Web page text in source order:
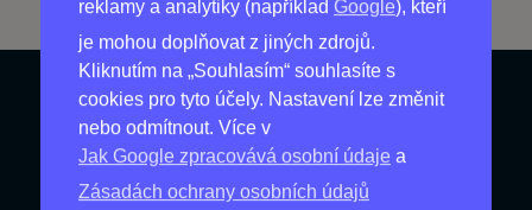
reklamy a analytiky (například Google), kteří
je mohou doplňovat z jiných zdrojů.
Kliknutím na „Souhlasím“ souhlasíte s
cookies pro tyto účely. Nastavení lze změnit
nebo odmítnout. Více v
Jak Google zpracovává osobní údaje a
Zásadách ochrany osobních údajů
Produkty
Nejprodávanější